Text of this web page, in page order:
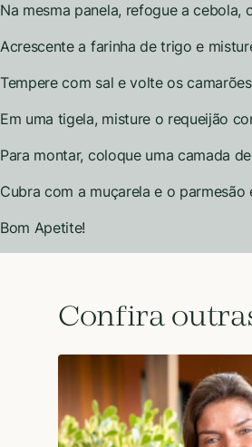
Na mesma panela, refogue a
Acrescente a farinha de trigo e
Tempere com sal e volte os
Em uma tigela, misture o requeijão
Para montar, coloque uma camada
Cubra com a muçarela e o
Bom Apetite!
Confira